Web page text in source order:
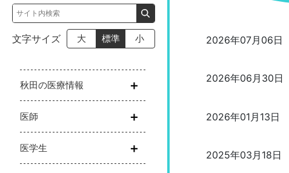
文字サイズ 大 標準 小
秋田の医療情報
医師
医学生
2026年07月06日
2026年06月30日
2026年01月13日
2025年03月18日